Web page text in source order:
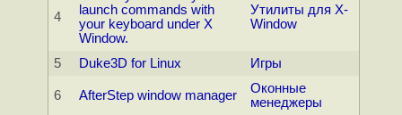
4
launch commands with
your keyboard under X
Window.
Утилиты для X-
Window
5 Duke3D for Linux Игры
6 AfterStep window manager
Оконные
менеджеры